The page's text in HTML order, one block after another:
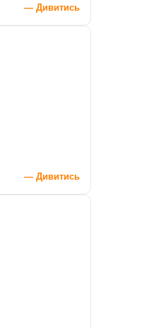
— Дивитись
— Дивитись